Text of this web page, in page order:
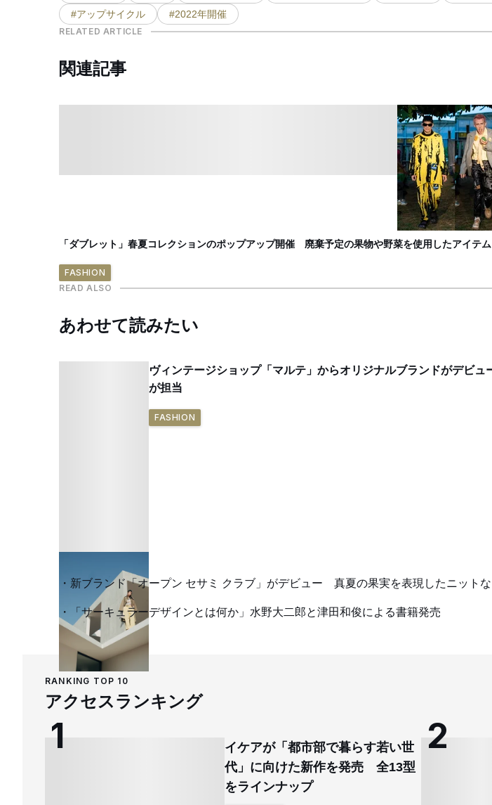
#アップサイクル
#2022年開催
RELATED ARTICLE
関連記事
「ダブレット」春夏コレクションのポップアップ開催 廃棄予定の果物や野菜を使用したアイテム
FASHION
READ ALSO
あわせて読みたい
ヴィンテージショップ「マルテ」からオリジナルブランドがデビュ
が担当
FASHION
新ブランド「オープン セサミ クラブ」がデビュー 真夏の果実を表現したニット
「サーキュラーデザインとは何か」水野大二郎と津田和俊による書籍発売
RANKING TOP 10
アクセスランキング
イケアが「都市部で暮らす若い世
代」に向けた新作を発売 全13型
をラインナップ